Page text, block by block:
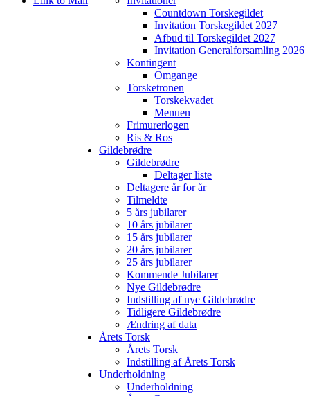
Countdown Torskegildet
Invitation Torskegildet 2027
Afbud til Torskegildet 2027
Invitation Generalforsamling 2026
Kontingent
Omgange
Torsketronen
Torskekvadet
Menuen
Frimurerlogen
Ris & Ros
Gildebrødre
Gildebrødre
Deltager liste
Deltagere år for år
Tilmeldte
5 års jubilarer
10 års jubilarer
15 års jubilarer
20 års jubilarer
25 års jubilarer
Kommende Jubilarer
Nye Gildebrødre
Indstilling af nye Gildebrødre
Tidligere Gildebrødre
Ændring af data
Årets Torsk
Årets Torsk
Indstilling af Årets Torsk
Underholdning
Underholdning